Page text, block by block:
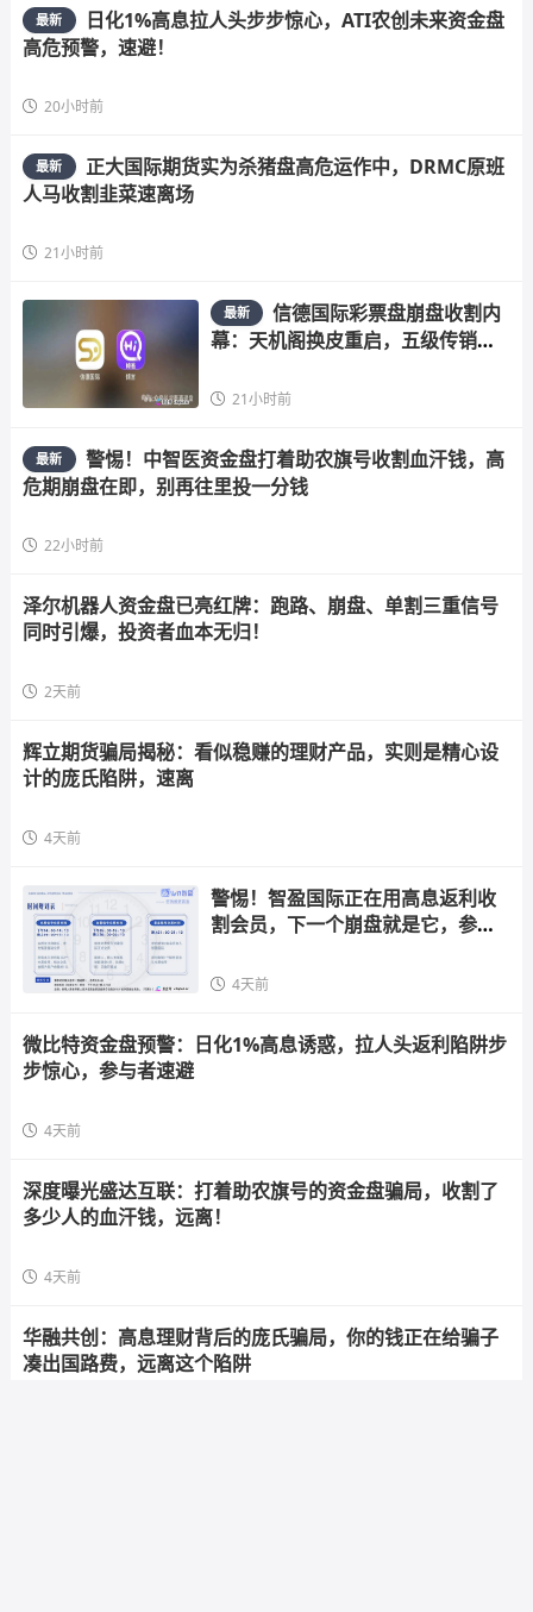
最新
日化1%高息拉人头步步惊心，ATI农创未来资金盘
高危预警，速避！
20小时前
最新
正大国际期货实为杀猪盘高危运作中，DRMC原班
人马收割韭菜速离场
21小时前
最新
信德国际彩票盘崩盘收割内
幕：天机阁换皮重启，五级传销骗
21小时前
最新
警惕！中智医资金盘打着助农旗号收割血汗钱，高
危期崩盘在即，别再往里投一分钱
22小时前
泽尔机器人资金盘已亮红牌：跑路、崩盘、单割三重信号
同时引爆，投资者血本无归！
2天前
辉立期货骗局揭秘：看似稳赚的理财产品，实则是精心设
计的庞氏陷阱，速离
4天前
警惕！智盈国际正在用高息返利收
割会员，下一个崩盘就是它，参与
4天前
微比特资金盘预警：日化1%高息诱惑，拉人头返利陷阱步
步惊心，参与者速避
4天前
深度曝光盛达互联：打着助农旗号的资金盘骗局，收割了
多少人的血汗钱，远离！
4天前
华融共创：高息理财背后的庞氏骗局，你的钱正在给骗子
凑出国路费，远离这个陷阱